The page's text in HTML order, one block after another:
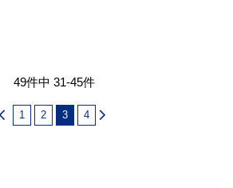
49件中 31-45件
1 2 3 4